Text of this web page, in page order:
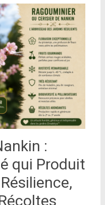
:
qui Produit